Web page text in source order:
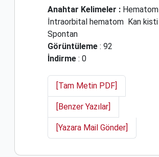
Anahtar Kelimeler : Hematom
İntraorbital hematom Kan kisti
Spontan
Görüntüleme : 92
İndirme : 0
[Tam Metin PDF]
[Benzer Yazılar]
[Yazara Mail Gönder]